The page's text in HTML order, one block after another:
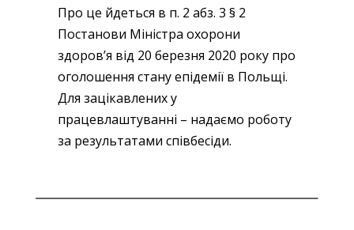
Про це йдеться в п. 2 абз. 3 § 2
Постанови Міністра охорони
здоров’я від 20 березня 2020 року про
оголошення стану епідемії в Польщі.
Для зацікавлених у
працевлаштуванні – надаємо роботу
за результатами співбесіди.